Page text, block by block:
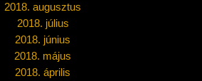
2018. augusztus
2018. július
2018. június
2018. május
2018. április